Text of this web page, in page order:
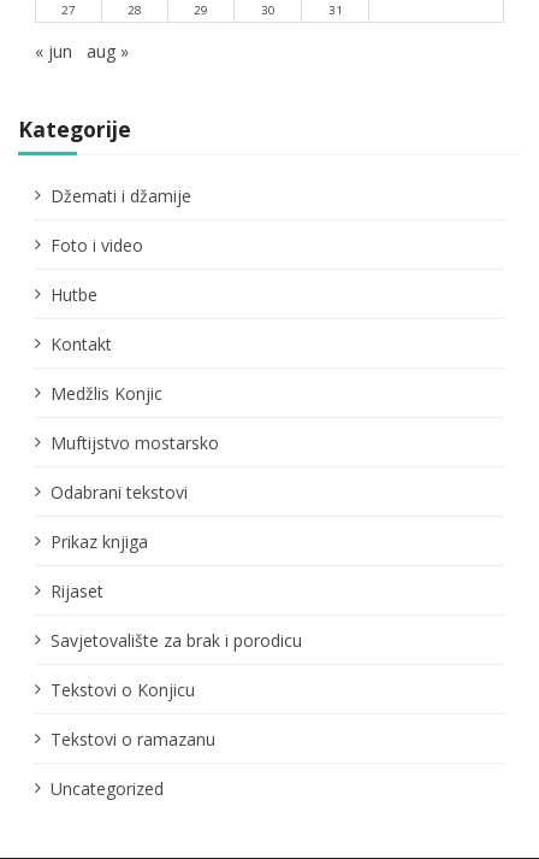
27
28 29 30 31
« jun aug »
Kategorije
Džemati i džamije
Foto i video
Hutbe
Kontakt
Medžlis Konjic
Muftijstvo mostarsko
Odabrani tekstovi
Prikaz knjiga
Rijaset
Savjetovalište za brak i porodicu
Tekstovi o Konjicu
Tekstovi o ramazanu
Uncategorized